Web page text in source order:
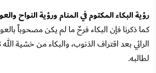
رؤية البكاء المكتوم في المنام ورؤية النواح
كما ذكرنا فإن البكاء فرحٌ ما لم يكن مصحوباً
الرائي بعد اقتراف الذنوب، والبكاء من خشية
لطالبه.